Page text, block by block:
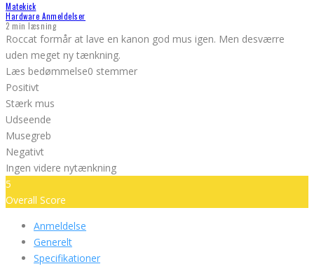
Matekick
Hardware Anmeldelser
2 min læsning
Roccat formår at lave en kanon god mus igen. Men desværre
uden meget ny tænkning.
Læs bedømmelse0 stemmer
Positivt
Stærk mus
Udseende
Musegreb
Negativt
Ingen videre nytænkning
5
Overall Score
Anmeldelse
Generelt
Specifikationer